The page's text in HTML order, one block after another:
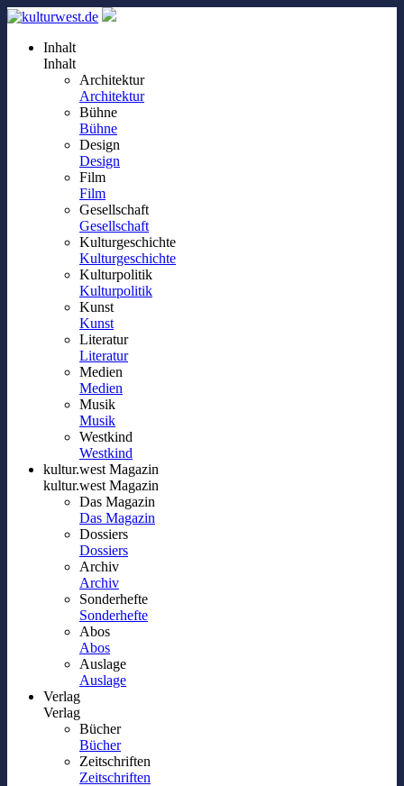
Inhalt
Inhalt
Architektur
Architektur
Bühne
Bühne
Design
Design
Film
Film
Gesellschaft
Gesellschaft
Kulturgeschichte
Kulturgeschichte
Kulturpolitik
Kulturpolitik
Kunst
Kunst
Literatur
Literatur
Medien
Medien
Musik
Musik
Westkind
Westkind
kultur.west Magazin
kultur.west Magazin
Das Magazin
Das Magazin
Dossiers
Dossiers
Archiv
Archiv
Sonderhefte
Sonderhefte
Abos
Abos
Auslage
Auslage
Verlag
Verlag
Bücher
Bücher
Zeitschriften
Zeitschriften